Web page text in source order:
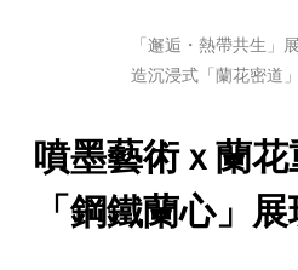
「邂逅・熱帶共生」
造沉浸式「蘭花密道」
噴墨藝術ｘ蘭
「鋼鐵蘭心」